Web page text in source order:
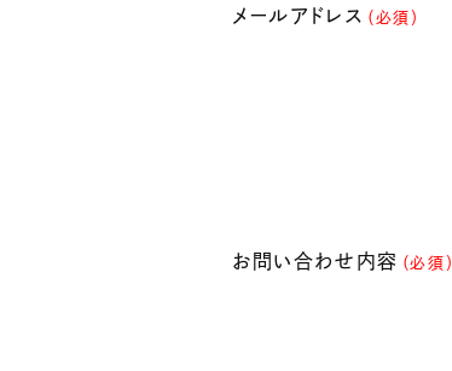
メールアドレス （必須）
お問い合わせ内容 （必須）